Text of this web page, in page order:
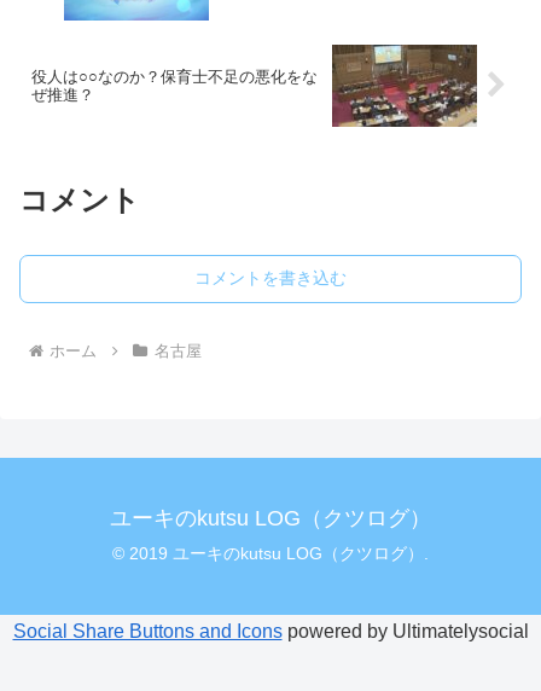
役人は○○なのか？保育士不足の悪化をな
ぜ推進？
コメント
コメントを書き込む
ホーム 名古屋
ユーキのkutsu LOG（クツログ）
© 2019 ユーキのkutsu LOG（クツログ）.
Social Share Buttons and Iconspowered by Ultimatelysocial